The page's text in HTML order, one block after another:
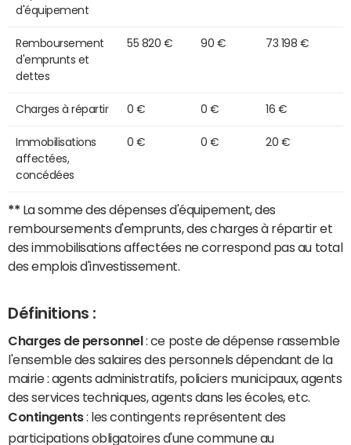
d'équipement
Remboursement
d'emprunts et
dettes
55 820 € 90 € 73 198 €
Charges à répartir 0 € 0 € 16 €
Immobilisations
affectées,
concédées
0 € 0 € 20 €
** La somme des dépenses d'équipement, des
remboursements d'emprunts, des charges à répartir et
des immobilisations affectées ne correspond pas au total
des emplois d'investissement.
Définitions :
Charges de personnel : ce poste de dépense rassemble
l'ensemble des salaires des personnels dépendant de la
mairie : agents administratifs, policiers municipaux, agents
des services techniques, agents dans les écoles, etc.
Contingents: les contingents représentent des
participations obligatoires d'une commune au